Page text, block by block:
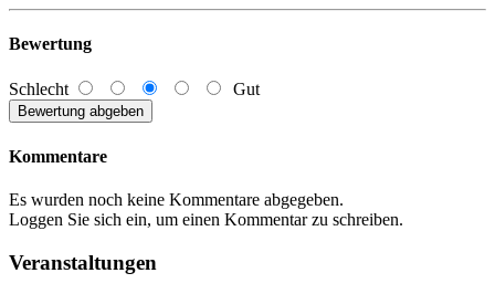
Bewertung
Schlecht Gut
Kommentare
Es wurden noch keine Kommentare abgegeben.
Loggen Sie sich ein, um einen Kommentar zu schreiben.
Veranstaltungen